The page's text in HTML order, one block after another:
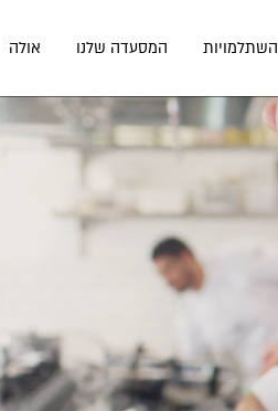
השתלמויות המסעדה שלנו אולה